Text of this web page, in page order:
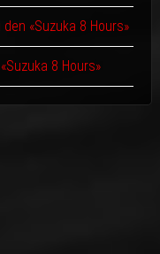
«Suzuka 8 Hours»
8 Hours»